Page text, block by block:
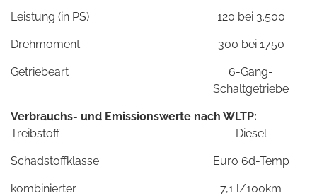
Leistung (in PS) 120 bei 3.500
Drehmoment 300 bei 1750
Getriebeart
6-Gang-
Schaltgetriebe
Verbrauchs- und Emissionswerte nach WLTP:
Treibstoff
Diesel
Schadstoffklasse Euro 6d-Temp
kombinierter
7,1 l/100km